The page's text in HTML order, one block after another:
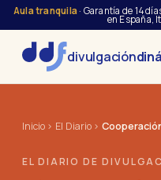
Aula tranquila· Garantía de 14
en España,
divulgación
Inicio› El Diario›
EL DIARIO DE